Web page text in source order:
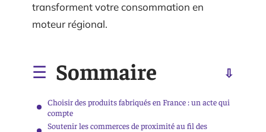
transforment votre consommation en
moteur régional.
Sommaire
Choisir des produits fabriqués en France : un acte qui
compte
Soutenir les commerces de proximité au fil des